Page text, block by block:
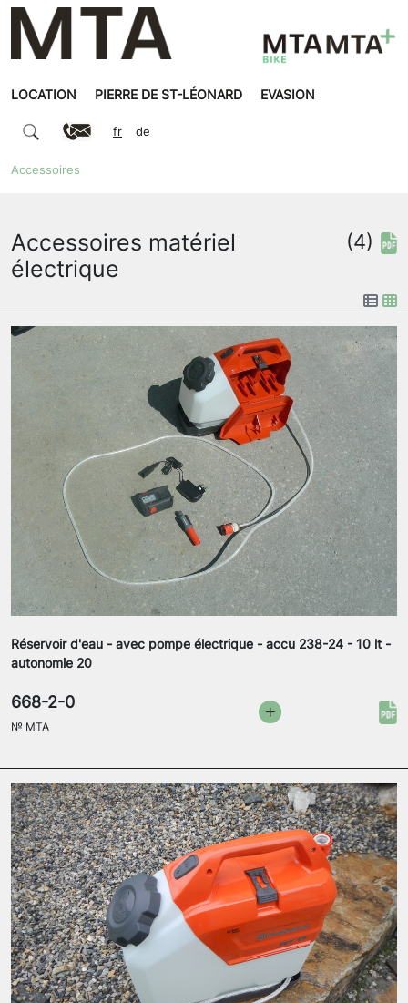
LOCATION PIERRE DE ST-LÉONARD EVASION
fr de
Accessoires
Accessoires matériel
électrique
(4)
Réservoir d'eau - avec pompe électrique - accu 238-24 - 10 lt -
autonomie 20
668-2-0
№ MTA